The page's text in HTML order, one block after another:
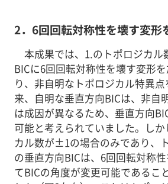
2．6回回転対称性を壊す変形
本成果では、1.のトポロジカル
BICに6回回転対称性を壊す変形
り、非自明なトポロジカル特異
来、自明な垂直方向BICは、非自
は成因が異なるため、垂直方向
可能と考えられていました。し
カル数が±1の場合のみであり、
の垂直方向BICは、6回回転対称
てBICの角度が変更可能であるこ